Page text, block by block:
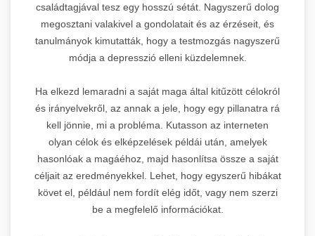
családtagjával tesz egy hosszú sétát. Nagyszerű dolog
megosztani valakivel a gondolatait és az érzéseit, és
tanulmányok kimutatták, hogy a testmozgás nagyszerű
módja a depresszió elleni küzdelemnek.
Ha elkezd lemaradni a saját maga által kitűzött célokról
és irányelvekről, az annak a jele, hogy egy pillanatra rá
kell jönnie, mi a probléma. Kutasson az interneten
olyan célok és elképzelések példái után, amelyek
hasonlóak a magáéhoz, majd hasonlítsa össze a saját
céljait az eredményekkel. Lehet, hogy egyszerű hibákat
követ el, például nem fordít elég időt, vagy nem szerzi
be a megfelelő információkat.